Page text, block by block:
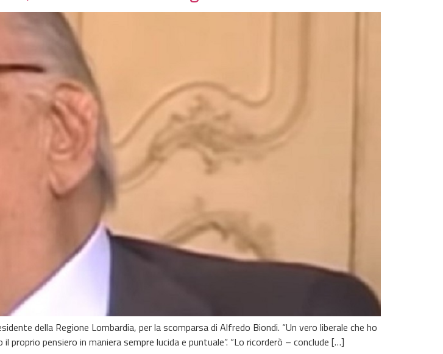
della Regione Lombardia, per la scomparsa di Alfredo Biondi. “Un vero liberale che ho
pensiero in maniera sempre lucida e puntuale”. “Lo ricorderò – conclude […]